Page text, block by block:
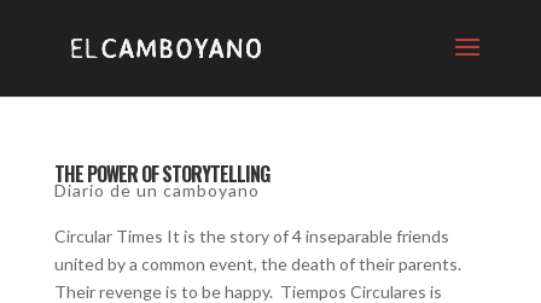
THE POWER OF STORYTELLING
Diario de un camboyano
Circular Times It is the story of 4 inseparable friends
united by a common event, the death of their parents.
Their revenge is to be happy. Tiempos Circulares is